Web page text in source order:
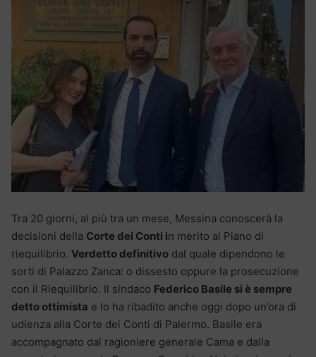
Tra 20 giorni, al più tra un mese, Messina conoscerà la
decisioni della Corte dei Conti in merito al Piano di
riequilibrio. Verdetto definitivo dal quale dipendono le
sorti di Palazzo Zanca: o dissesto oppure la prosecuzione
con il Riequilibrio. Il sindaco Federico Basile si è sempre
detto ottimista e lo ha ribadito anche oggi dopo un’ora di
udienza alla Corte dei Conti di Palermo. Basile era
accompagnato dal ragioniere generale Cama e dalla